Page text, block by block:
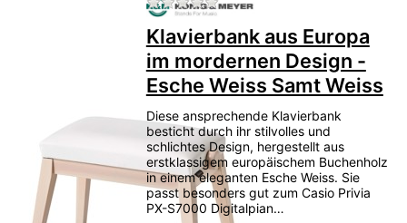
Klavierbank aus Europa
im mordernen Design -
Esche Weiss Samt Weiss
Diese ansprechende Klavierbank
besticht durch ihr stilvolles und
schlichtes Design, hergestellt aus
erstklassigem europäischem Buchenholz
in einem eleganten Esche Weiss. Sie
passt besonders gut zum Casio Privia
PX-S7000 Digitalpian…